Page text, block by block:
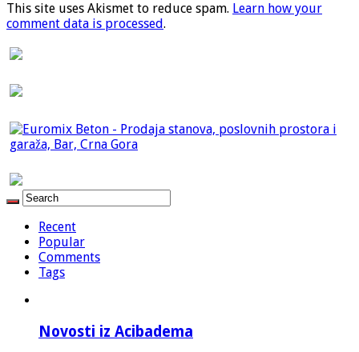
This site uses Akismet to reduce spam. Learn how your
comment data is processed.
Recent
Popular
Comments
Tags
Novosti iz Acibadema